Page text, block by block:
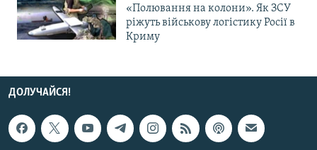
«Полювання на колони». Як ЗСУ
ріжуть військову логістику Росії в
Криму
ДОЛУЧАЙСЯ!